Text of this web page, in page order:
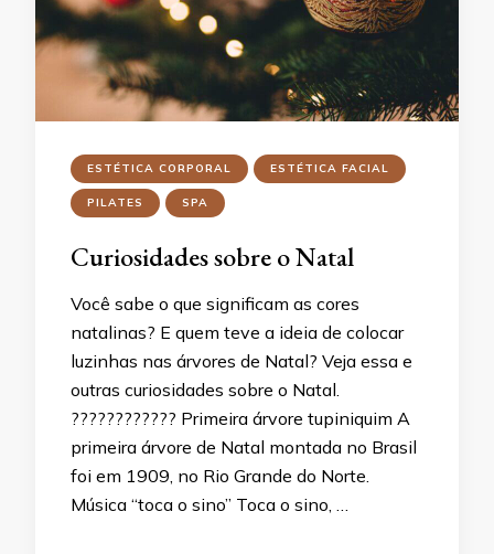
ESTÉTICA CORPORAL ESTÉTICA FACIAL
PILATES SPA
Curiosidades sobre o Natal
Você sabe o que significam as cores
natalinas? E quem teve a ideia de colocar
luzinhas nas árvores de Natal? Veja essa e
outras curiosidades sobre o Natal.
???????????? Primeira árvore tupiniquim A
primeira árvore de Natal montada no Brasil
foi em 1909, no Rio Grande do Norte.
Música “toca o sino” Toca o sino, …